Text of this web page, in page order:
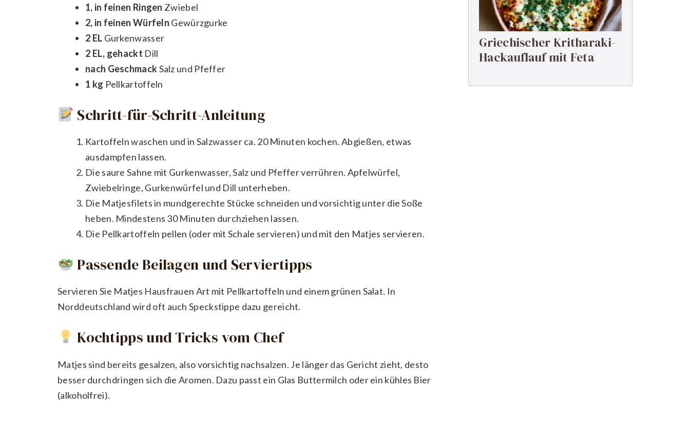
1, in feinen Ringen Zwiebel
2, in feinen Würfeln Gewürzgurke
2 EL Gurkenwasser
2 EL, gehackt Dill
nach GeschmackSalz und Pfeffer
1 kg Pellkartoffeln
Schritt-für-Schritt-Anleitung
Kartoffeln waschen und in Salzwasser ca. 20 Minuten kochen. Abgießen, etwas
ausdampfen lassen.
Die saure Sahne mit Gurkenwasser, Salz und Pfeffer verrühren. Apfelwürfel,
Zwiebelringe, Gurkenwürfel und Dill unterheben.
Die Matjesfilets in mundgerechte Stücke schneiden und vorsichtig unter die Soße
heben. Mindestens 30 Minuten durchziehen lassen.
Die Pellkartoffeln pellen (oder mit Schale servieren) und mit den Matjes servieren.
Passende Beilagen und Serviertipps
Servieren Sie Matjes Hausfrauen Art mit Pellkartoffeln und einem grünen Salat. In
Norddeutschland wird oft auch Speckstippe dazu gereicht.
Kochtipps und Tricks vom Chef
Matjes sind bereits gesalzen, also vorsichtig nachsalzen. Je länger das Gericht zieht, desto
besser durchdringen sich die Aromen. Dazu passt ein Glas Buttermilch oder ein kühles Bier
(alkoholfrei).
Griechischer Kritharaki-
Hackauflauf mit Feta